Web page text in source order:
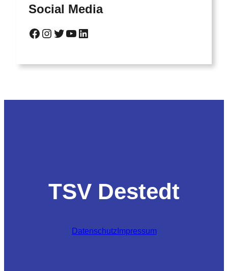
Social Media
Facebook Instagram Twitter YouTube LinkedIn
TSV Destedt
Datenschutz Impressum